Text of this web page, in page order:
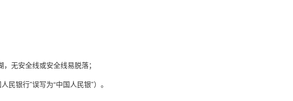
无安全线或安全线易脱落；
银行”误写为“中国人民银”）。